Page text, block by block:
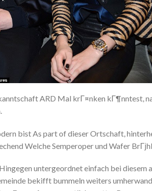
ARD Mal krГ¤nken kГ¶nntest,
bist As part of dieser Ortschaft,
Welche Semperoper und Wafer
untergeordnet einfach bei
bekifft bummeln weiters